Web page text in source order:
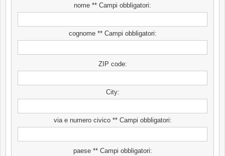
nome ** Campi obbligatori:
cognome ** Campi obbligatori:
ZIP code:
City:
via e numero civico ** Campi obbligatori:
paese ** Campi obbligatori: